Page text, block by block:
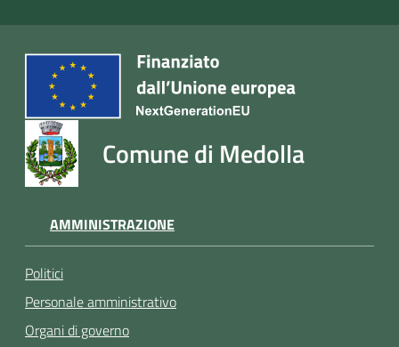
Comune di Medolla
AMMINISTRAZIONE
Politici
Personale amministrativo
Organi di governo